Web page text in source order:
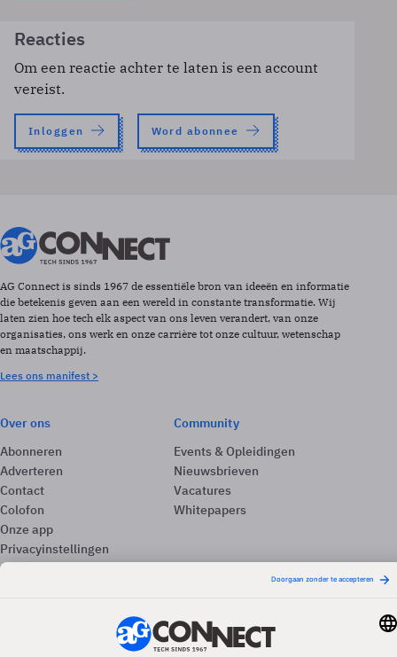
Reacties
Om een reactie achter te laten is een account
vereist.
Inloggen Word abonnee
AG Connect is sinds 1967 de essentiële bron van ideeën en informatie
die betekenis geven aan een wereld in constante transformatie. Wij
laten zien hoe tech elk aspect van ons leven verandert, van onze
organisaties, ons werk en onze carrière tot onze cultuur, wetenschap
en maatschappij.
Lees ons manifest >
Over ons
Abonneren
Adverteren
Contact
Colofon
Onze app
Privacyinstellingen
Community
Events & Opleidingen
Nieuwsbrieven
Vacatures
Whitepapers